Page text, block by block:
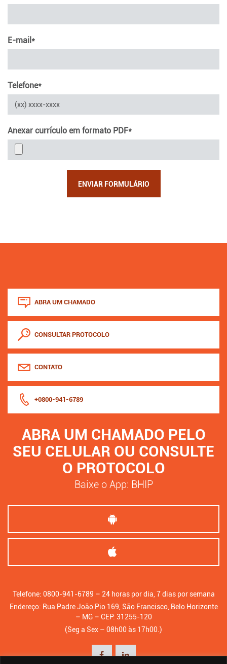
E-mail*
Telefone*
Anexar currículo em formato PDF*
ABRA UM CHAMADO
CONSULTAR PROTOCOLO
CONTATO
+0800-941-6789
ABRA UM CHAMADO PELO
SEU CELULAR OU CONSULTE
O PROTOCOLO
Baixe o App: BHIP
Telefone: 0800-941-6789 – 24 horas por dia, 7 dias por semana
Endereço: Rua Padre João Pio 169, São Francisco, Belo Horizonte
– MG – CEP: 31255-120
(Seg a Sex – 08h00 às 17h00.)